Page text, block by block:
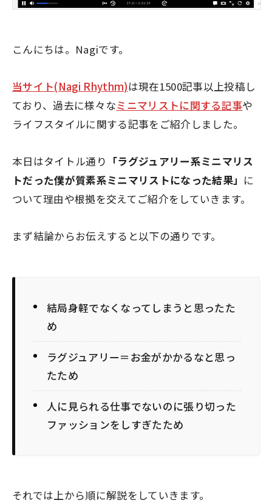
こんにちは。Nagiです。
当サイト(Nagi Rhythm)は現在1500記事以上投稿し
ており、過去に様々なミニマリストに関する記事や
ライフスタイルに関する記事をご紹介しました。
本日はタイトル通り 「ラグジュアリー系ミニマリス
トだった僕が質素系ミニマリストになった結果」 に
ついて理由や根拠を交えてご紹介をしていきます。
まず結論からお伝えすると以下の通りです。
結局身軽でなくなってしまうと思ったた
め
ラグジュアリー＝お金がかかるなと思っ
たため
人に見られる仕事でないのに張り切った
ファッションをしすぎたため
それでは上から順に解説をしていきます。